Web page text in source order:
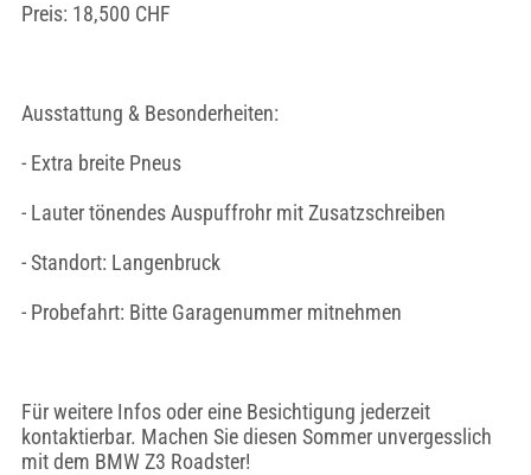
Preis: 18,500 CHF
Ausstattung & Besonderheiten:
- Extra breite Pneus
- Lauter tönendes Auspuffrohr mit Zusatzschreiben
- Standort: Langenbruck
- Probefahrt: Bitte Garagenummer mitnehmen
Für weitere Infos oder eine Besichtigung jederzeit
kontaktierbar. Machen Sie diesen Sommer unvergesslich
mit dem BMW Z3 Roadster!